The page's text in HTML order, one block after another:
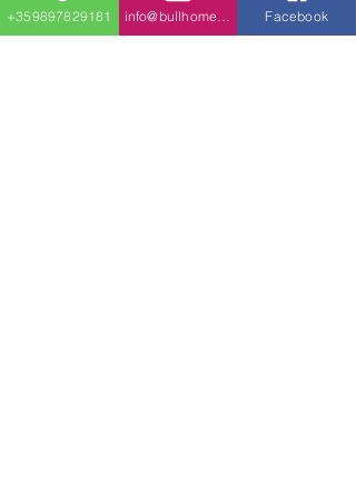
+359897829181 Facebook